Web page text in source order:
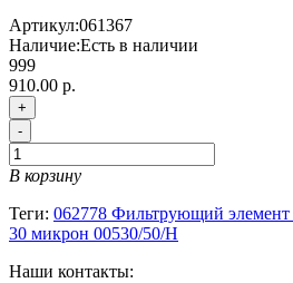
Артикул:061367
Наличие:Есть в наличии
999
910.00 р.
+
-
В корзину
Теги: 062778 Фильтрующий элемент
30 микрон 00530/50/Н
Наши контакты: